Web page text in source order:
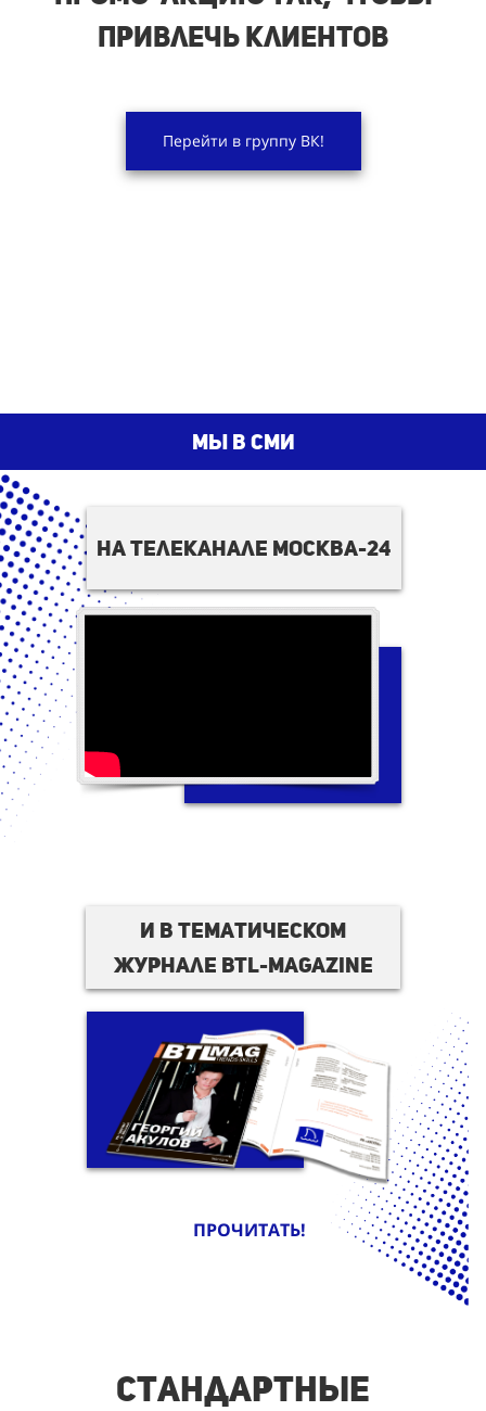
привлечь клиентов
Перейти в группу ВК!
мы в сми
ПРОЧИТАТЬ!
на телеканале москва-24
И в тематическом
журнале BTL-magazine
Стандартные